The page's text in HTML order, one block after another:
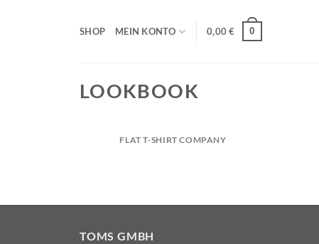
SHOP MEIN KONTO 0,00€ 0
LOOKBOOK
FLAT T-SHIRT COMPANY
TOMS GMBH